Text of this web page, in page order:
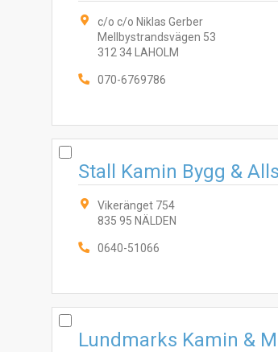
c/o c/o Niklas Gerber
Mellbystrandsvägen 53
312 34 LAHOLM
070-6769786
Stall Kamin Bygg &
Vikeränget 754
835 95 NÄLDEN
0640-51066
Lundmarks Kamin &